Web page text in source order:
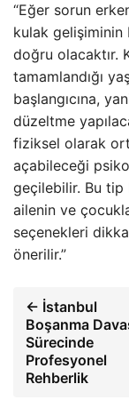
“Eğer sorun
kulak gelişiminin
doğru olacaktır.
tamamlandığı
başlangıcına,
düzeltme
fiziksel olarak
açabileceği
geçilebilir. Bu
ailenin ve
seçenekleri
önerilir.”
← İstanbul
Boşanma
Sürecinde
Profesyonel
Rehberlik